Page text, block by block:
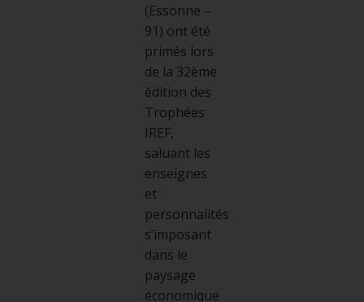
(Essonne –
91) ont été
primés lors
de la 32ème
édition des
Trophées
IREF,
saluant les
enseignes
et
personnalités
s’imposant
dans le
paysage
économique